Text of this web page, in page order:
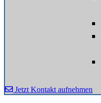
Jetzt Kontakt aufnehmen